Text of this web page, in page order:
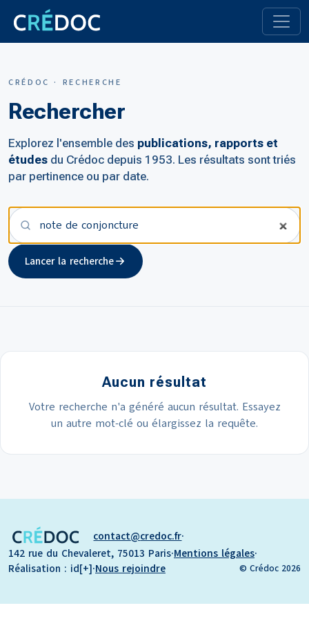
CRÉDOC · RECHERCHE
Rechercher
Explorez l'ensemble des publications, rapports et
études du Crédoc depuis 1953. Les résultats sont triés
par pertinence ou par date.
Votre recherche
Lancer la recherche
Aucun résultat
Votre recherche n'a généré aucun résultat. Essayez
un autre mot-clé ou élargissez la requête.
contact credoc.fr·
142 rue du Chevaleret, 75013 Paris·Mentions légales·
Réalisation : id[+]·Nous rejoindre © Crédoc 2026